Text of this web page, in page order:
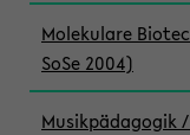
Molekulare
SoSe 2004)
Musikpädagogik